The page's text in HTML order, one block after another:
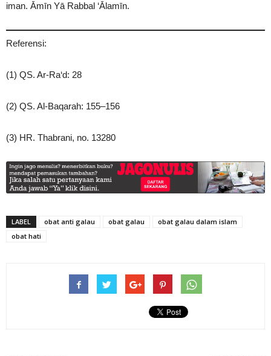
iman. Āmīn Yā Rabbal ‘Ālamīn.
Referensi:
(1) QS. Ar-Ra‘d: 28
(2) QS. Al-Baqarah: 155–156
(3) HR. Thabrani, no. 13280
LABEL obat anti galau obat galau
obat galau dalam islam
obat hati